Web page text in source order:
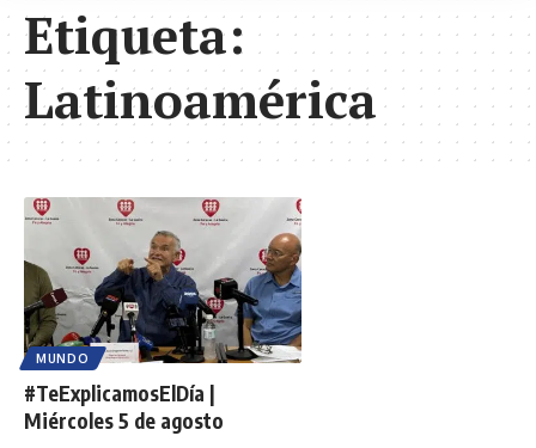
Etiqueta:
Latinoamérica
MUNDO
#TeExplicamosElDía |
Miércoles 5 de agosto